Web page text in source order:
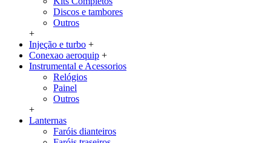
Discos e tambores
Outros
+
Injeção e turbo +
Conexao aeroquip +
Instrumental e Acessorios
Relógios
Painel
Outros
+
Lanternas
Faróis dianteiros